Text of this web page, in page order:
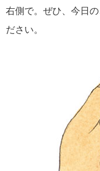
右側で。ぜひ、今日
ださい。